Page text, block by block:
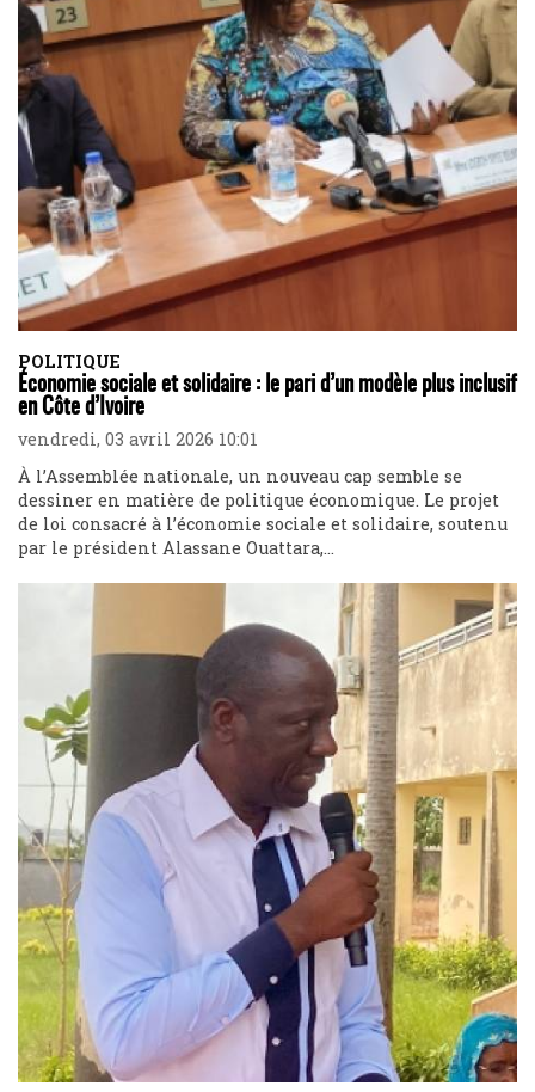
POLITIQUE
Économie sociale et solidaire : le pari d’un modèle plus inclusif
en Côte d’Ivoire
vendredi, 03 avril 2026 10:01
À l’Assemblée nationale, un nouveau cap semble se
dessiner en matière de politique économique. Le projet
de loi consacré à l’économie sociale et solidaire, soutenu
par le président Alassane Ouattara,...